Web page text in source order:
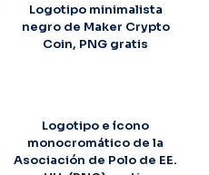
Logotipo minimalista
negro de Maker Crypto
Coin, PNG gratis
Logotipo e ícono
monocromático de la
Asociación de Polo de EE.